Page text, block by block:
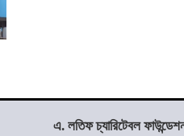
এ. লতিফ চ্যারিটেবল